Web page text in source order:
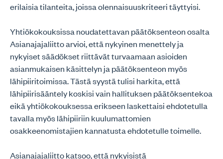
erilaisia tilanteita, joissa olennaisuuskriteeri täyttyisi.
Yhtiökokouksissa noudatettavan päätöksenteon osalta
Asianajajaliitto arvioi, että nykyinen menettely ja
nykyiset säädökset riittävät turvaamaan asioiden
asianmukaisen käsittelyn ja päätöksenteon myös
lähipiiritoimissa. Tästä syystä tulisi harkita, että
lähipiirisääntely koskisi vain hallituksen päätöksentekoa
eikä yhtiökokouksessa erikseen laskettaisi ehdotetulla
tavalla myös lähipiiriin kuulumattomien
osakkeenomistajien kannatusta ehdotetulle toimelle.
Asianajajaliitto katsoo, että nykyisistä